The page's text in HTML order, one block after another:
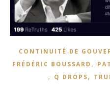
CONTINUITÉ DE
FRÉDÉRIC BOUSSARD ,
, Q DROPS,